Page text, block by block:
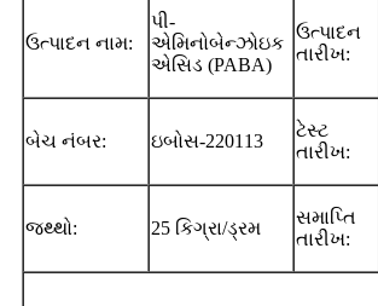
ઉત્પાદન નામ:
પી-
એમિનોબેન્ઝોઇક
એસિડ (PABA)
ઉત્પાદન
તારીખ:
બેચ નંબર: ઇબોસ-220113
ટેસ્ટ
તારીખ:
જથ્થો: 25 કિગ્રા/ડ્રમ
સમાપ્તિ
તારીખ: